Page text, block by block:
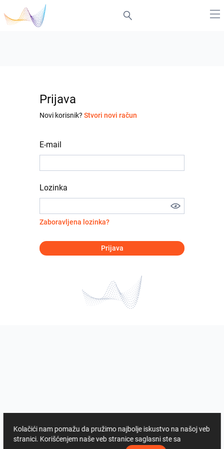
Prijava
Novi korisnik? Stvori novi račun
E-mail
Lozinka
Zaboravljena lozinka?
Prijava
Kolačići nam pomažu da pružimo najbolje iskustvo na našoj veb
stranici. Korišćenjem naše veb stranice saglasni ste sa